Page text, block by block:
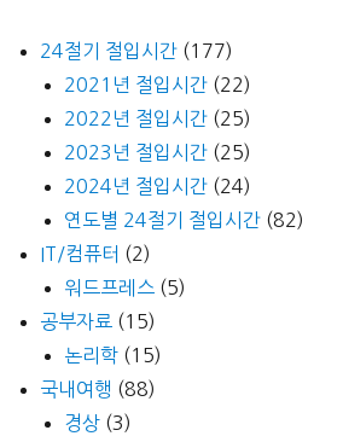
24절기 절입시간 (177)
2021년 절입시간 (22)
2022년 절입시간 (25)
2023년 절입시간 (25)
2024년 절입시간 (24)
연도별 24절기 절입시간 (82)
IT/컴퓨터 (2)
워드프레스 (5)
공부자료 (15)
논리학 (15)
국내여행 (88)
경상 (3)